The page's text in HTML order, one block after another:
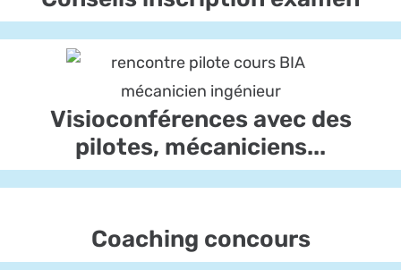
Visioconférences avec des
pilotes, mécaniciens...
Coaching concours